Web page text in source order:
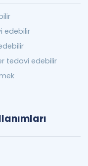
edebilir
tedavi edebilir